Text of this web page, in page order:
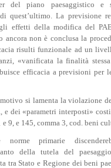
del piano paesaggistico e
quest’ultimo. La previsione
effetti della modifica del
ancora non è conclusa la
risulti funzionale ad un
«vanificata la finalità
efficacia a previsioni per
si lamenta la violazione
e dei «parametri interposti»
e 9, e 145, comma 3, cod. beni
norme primarie
della tutela del
tra Stato e Regione dei beni